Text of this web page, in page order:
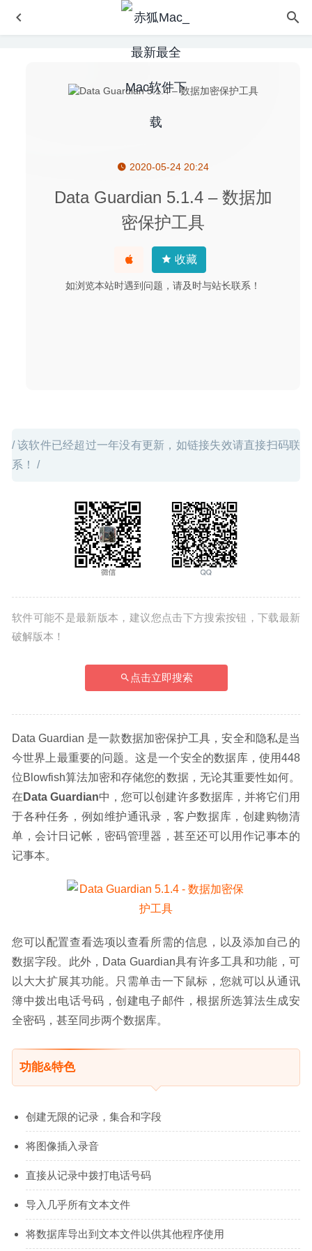
2020-05-24 20:24
Data Guardian 5.1.4 – 数据加
密保护工具
收藏
如浏览本站时遇到问题，请及时与站长联系！
/ 该软件已经超过一年没有更新，如链接失效请直接扫码联
系！ /
软件可能不是最新版本，建议您点击下方搜索按钮，下载最新
破解版本！
点击立即搜索
Data Guardian 是一款数据加密保护工具，安全和隐私是当
今世界上最重要的问题。这是一个安全的数据库，使用448
位Blowfish算法加密和存储您的数据，无论其重要性如何。
在 Data Guardian中，您可以创建许多数据库，并将它们用
于各种任务，例如维护通讯录，客户数据库，创建购物清
单，会计日记帐，密码管理器，甚至还可以用作记事本的
记事本。
您可以配置查看选项以查看所需的信息，以及添加自己的
数据字段。此外，Data Guardian具有许多工具和功能，可
以大大扩展其功能。只需单击一下鼠标，您就可以从通讯
簿中拨出电话号码，创建电子邮件，根据所选算法生成安
全密码，甚至同步两个数据库。
功能&特色
创建无限的记录，集合和字段
将图像插入录音
直接从记录中拨打电话号码
导入几乎所有文本文件
将数据库导出到文本文件以供其他程序使用
Snipaste 2.3.1 Beta for Mac中文版-简单而强大的截图工具
Bookends 13.4.4 – 全功能的文献信息管理工具 2020-08-05
OmniFocus Pro 3.6.2 for Mac中文版-强大的时间任务管理
BusyCal 2026.2.3 中文版-优秀的任务日历软件
Posterino 3.7.1 for Mac- 简单易用的照片墙拼图软件